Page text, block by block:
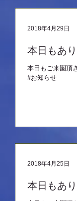
本日もあ
本日もご来園頂
#お知らせ
2018年4月29日
本日もあ
2018年4月25日